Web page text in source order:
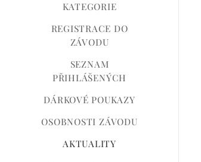
KATEGORIE
REGISTRACE DO
ZÁVODU
SEZNAM
PŘIHLÁŠENÝCH
DÁRKOVÉ POUKAZY
OSOBNOSTI ZÁVODU
AKTUALITY